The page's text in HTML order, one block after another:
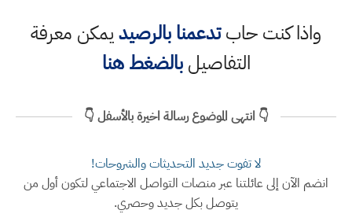
واذا كنت حابتدعمنا بالرصيديمكن معرفة
التفاصيلبالضغط هنا
👇 انتهى الموضوع رسالة اخيرة بالأسفل 👇
لا تفوت جديد التحديثات والشروحات!
انضم الآن إلى عائلتنا عبر منصات التواصل الاجتماعي لتكون أول من
يتوصل بكل جديد وحصري.